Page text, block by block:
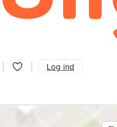
Log ind